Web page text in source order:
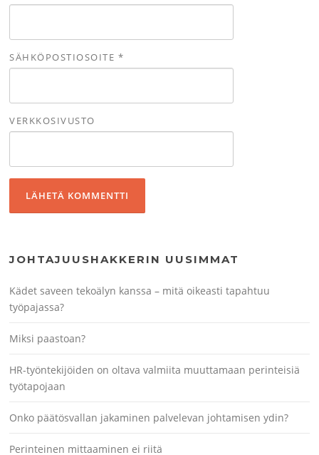
SÄHKÖPOSTIOSOITE *
VERKKOSIVUSTO
JOHTAJUUSHAKKERIN UUSIMMAT
Kädet saveen tekoälyn kanssa – mitä oikeasti tapahtuu
työpajassa?
Miksi paastoan?
HR-työntekijöiden on oltava valmiita muuttamaan perinteisiä
työtapojaan
Onko päätösvallan jakaminen palvelevan johtamisen ydin?
Perinteinen mittaaminen ei riitä